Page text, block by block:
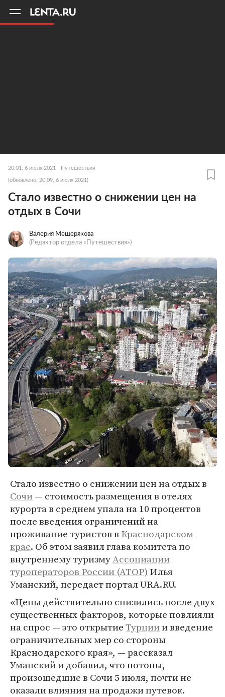
20:01, 6 июля 2021 Путешествия
(обновлено: 20:09, 6 июля 2021)
Стало известно о снижении цен на
отдых в Сочи
Валерия Мещерякова
(Редактор отдела «Путешествия»)
Стало известно о снижении цен на отдых в
Сочи— стоимость размещения в отелях
курорта в среднем упала на 10 процентов
после введения ограничений на
проживание туристов в Краснодарском
крае. Об этом заявил глава комитета по
внутреннему туризмуАссоциации
туроператоров России (АТОР) Илья
Уманский, передает портал URA.RU.
«Цены действительно снизились после двух
существенных факторов, которые повлияли
на спрос — это открытиеТурциии введение
ограничительных мер со стороны
Краснодарского края», — рассказал
Уманский и добавил, что потопы,
произошедшие в Сочи 5 июля, почти не
оказали влияния на продажи путевок.